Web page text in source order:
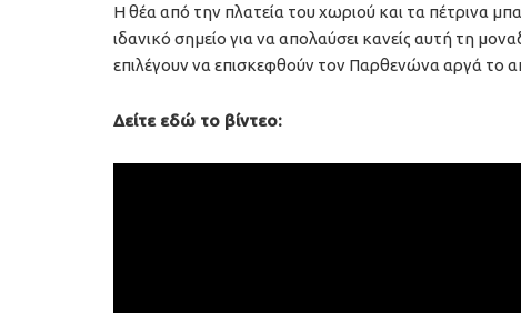
Η θέα από την πλατεία του χωριού και τα πέτρινα
ιδανικό σημείο για να απολαύσει κανείς αυτή τη
επιλέγουν να επισκεφθούν τον Παρθενώνα αργά το
Δείτε εδώ το βίντεο: